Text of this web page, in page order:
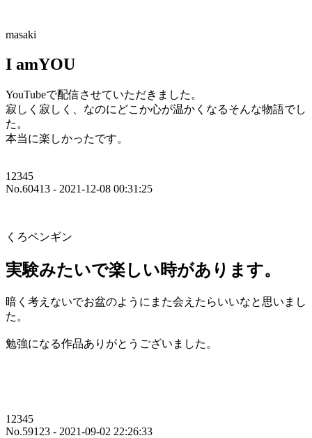
masaki
I amYOU
YouTubeで配信させていただきました。
寂しく寂しく、なのにどこか心が温かくなるそんな物語でし
た。
本当に楽しかったです。
12345
No.60413 - 2021-12-08 00:31:25
くろペンギン
実験みたいで楽しい時があります。
暗く考えないでお盆のようにまた会えたらいいなと思いまし
た。
勉強になる作品ありがとうございました。
12345
No.59123 - 2021-09-02 22:26:33